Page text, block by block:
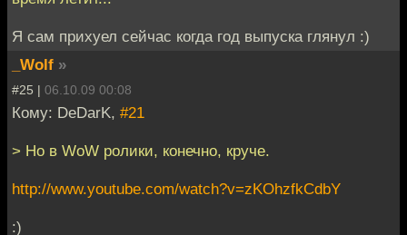
Я сам прихуел сейчас когда год выпуска глянул :)
_Wolf »
#25 | 06.10.09 00:08
Кому: DeDarK, #21
> Но в WoW ролики, конечно, круче.
http://www.youtube.com/watch?v=zKOhzfkCdbY
:)